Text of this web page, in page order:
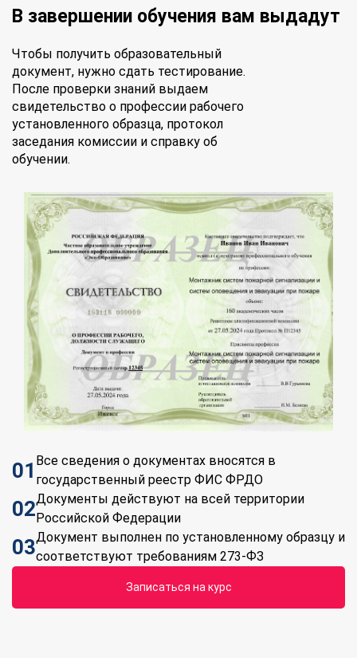
В завершении обучения вам выдадут
Чтобы получить образовательный
документ, нужно сдать тестирование.
После проверки знаний выдаем
свидетельство о профессии рабочего
установленного образца, протокол
заседания комиссии и справку об
обучении.
01 Все сведения о документах вносятся в
государственный реестр ФИС ФРДО
02Документы действуют на всей территории
Российской Федерации
03Документ выполнен по установленному образцу и
соответствуют требованиям 273-ФЗ
Записаться на курс